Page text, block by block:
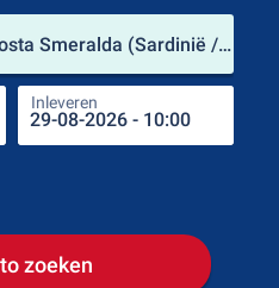
Luchthaven Olbia-Costa Smeralda (Sardinië / Italië)
Inleveren
zoeken